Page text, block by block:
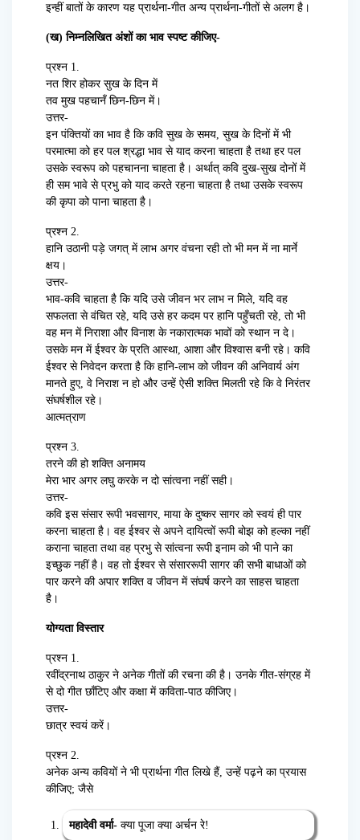
इन्हीं बातों के कारण यह प्रार्थना-गीत अन्य प्रार्थना-गीतों से अलग है।
(ख) निम्नलिखित अंशों का भाव स्पष्ट कीजिए-
प्रश्न 1.
नत शिर होकर सुख के दिन में
तव मुख पहचानँ छिन-छिन में।
उत्तर-
इन पंक्तियों का भाव है कि कवि सुख के समय, सुख के दिनों में भी
परमात्मा को हर पल श्रद्धा भाव से याद करना चाहता है तथा हर पल
उसके स्वरूप को पहचानना चाहता है। अर्थात् कवि दुख-सुख दोनों में
ही सम भावे से प्रभु को याद करते रहना चाहता है तथा उसके स्वरूप
की कृपा को पाना चाहता है।
प्रश्न 2.
हानि उठानी पड़े जगत् में लाभ अगर वंचना रही तो भी मन में ना मार्ने
क्षय।
उत्तर-
भाव-कवि चाहता है कि यदि उसे जीवन भर लाभ न मिले, यदि वह
सफलता से वंचित रहे, यदि उसे हर कदम पर हानि पहुँचती रहे, तो भी
वह मन में निराशा और विनाश के नकारात्मक भावों को स्थान न दे।
उसके मन में ईश्वर के प्रति आस्था, आशा और विश्वास बनी रहे। कवि
ईश्वर से निवेदन करता है कि हानि-लाभ को जीवन की अनिवार्य अंग
मानते हुए, वे निराश न हो और उन्हें ऐसी शक्ति मिलती रहे कि वे निरंतर
संघर्षशील रहे।
आत्मत्राण
प्रश्न 3.
तरने की हो शक्ति अनामय
मेरा भार अगर लघु करके न दो सांत्वना नहीं सही।
उत्तर-
कवि इस संसार रूपी भवसागर, माया के दुष्कर सागर को स्वयं ही पार
करना चाहता है। वह ईश्वर से अपने दायित्वों रूपी बोझ को हल्का नहीं
कराना चाहता तथा वह प्रभु से सांत्वना रूपी इनाम को भी पाने का
इच्छुक नहीं है। वह तो ईश्वर से संसाररूपी सागर की सभी बाधाओं को
पार करने की अपार शक्ति व जीवन में संघर्ष करने का साहस चाहता
है।
योग्यता विस्तार
प्रश्न 1.
रवींद्रनाथ ठाकुर ने अनेक गीतों की रचना की है। उनके गीत-संग्रह में
से दो गीत छाँटिए और कक्षा में कविता-पाठ कीजिए।
उत्तर-
छात्र स्वयं करें।
प्रश्न 2.
अनेक अन्य कवियों ने भी प्रार्थना गीत लिखे हैं, उन्हें पढ़ने का प्रयास
कीजिए; जैसे
महादेवी वर्मा- क्या पूजा क्या अर्चन रे!